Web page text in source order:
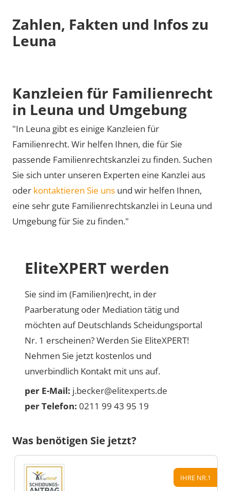
Zahlen, Fakten und Infos zu
Leuna
Kanzleien für Familienrecht
in Leuna und Umgebung
"In Leuna gibt es einige Kanzleien für
Familienrecht. Wir helfen Ihnen, die für Sie
passende Familienrechtskanzlei zu finden. Suchen
Sie sich unter unseren Experten eine Kanzlei aus
oder kontaktieren Sie uns und wir helfen Ihnen,
eine sehr gute Familienrechtskanzlei in Leuna und
Umgebung für Sie zu finden."
EliteXPERT werden
Sie sind im (Familien)recht, in der
Paarberatung oder Mediation tätig und
möchten auf Deutschlands Scheidungsportal
Nr. 1 erscheinen? Werden Sie EliteXPERT!
Nehmen Sie jetzt kostenlos und
unverbindlich Kontakt mit uns auf.
per E-Mail: j.becker@elitexperts.de
per Telefon: 0211 99 43 95 19
Was benötigen Sie jetzt?
IHRE NR.1